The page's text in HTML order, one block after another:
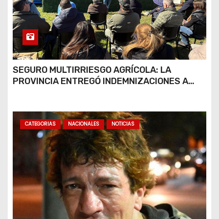
SEGURO MULTIRRIESGO AGRÍCOLA: LA
PROVINCIA ENTREGÓ INDEMNIZACIONES A
CATEGORIAS NACIONALES NOTICIAS